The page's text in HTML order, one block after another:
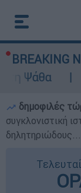
BREAKING
δημοφιλές
συγκλονιστική
δηλητηριώδους...